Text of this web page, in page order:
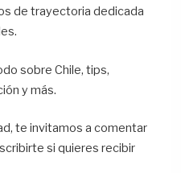
de trayectoria dedicada
sobre Chile, tips,
y más.
te invitamos a comentar
si quieres recibir